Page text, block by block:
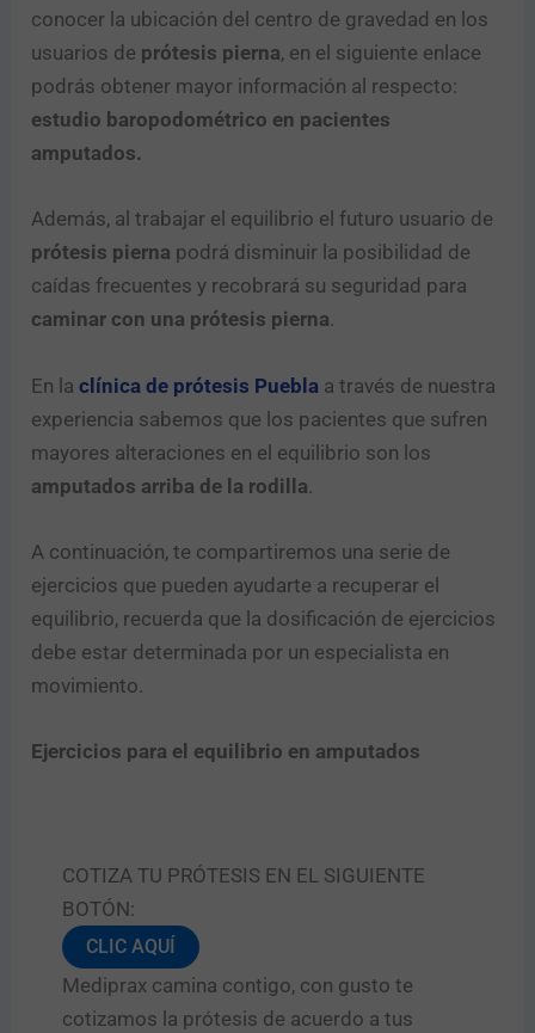
conocer la ubicación del centro de gravedad en los
usuarios de prótesis pierna, en el siguiente enlace
podrás obtener mayor información al respecto:
estudio baropodométrico en pacientes
amputados.
Además, al trabajar el equilibrio el futuro usuario de
prótesis pierna podrá disminuir la posibilidad de
caídas frecuentes y recobrará su seguridad para
caminar con una prótesis pierna.
En laclínica de prótesis Puebla a través de nuestra
experiencia sabemos que los pacientes que sufren
mayores alteraciones en el equilibrio son los
amputados arriba de la rodilla.
A continuación, te compartiremos una serie de
ejercicios que pueden ayudarte a recuperar el
equilibrio, recuerda que la dosificación de ejercicios
debe estar determinada por un especialista en
movimiento.
Ejercicios para el equilibrio en amputados
COTIZA TU PRÓTESIS EN EL SIGUIENTE
BOTÓN:
CLIC AQUÍ
Mediprax camina contigo, con gusto te
cotizamos la prótesis de acuerdo a tus